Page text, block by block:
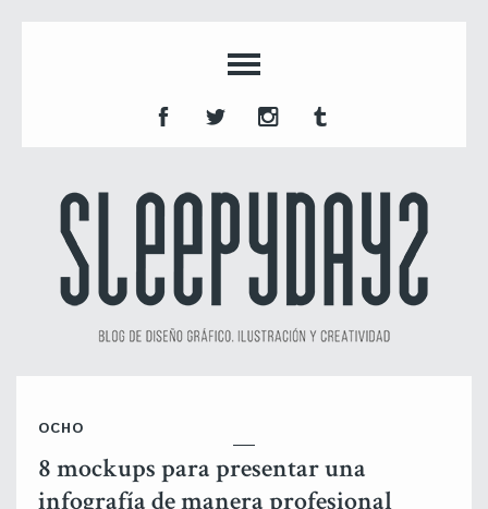
OCHO
8 mockups para presentar una
infografía de manera profesional